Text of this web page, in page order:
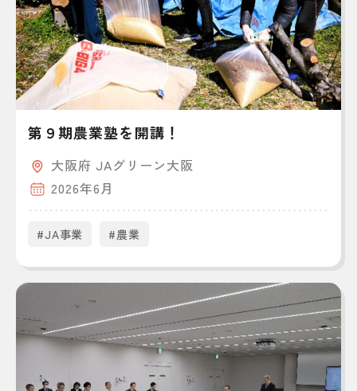
第９期農業塾を開講！
大阪府 JAグリーン大阪
2026年6月
#JA事業 #農業